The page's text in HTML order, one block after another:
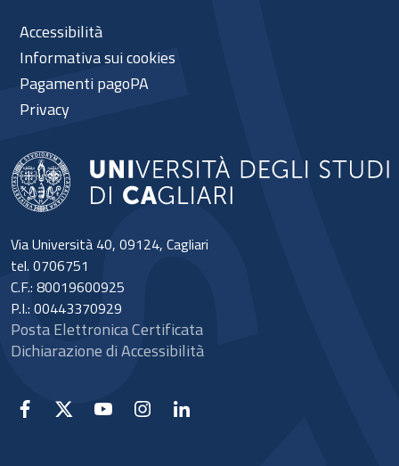
Via Università 40, 09124, Cagliari
tel. 0706751
C.F.: 80019600925
P.I.: 00443370929
Posta Elettronica Certificata
Dichiarazione di Accessibilità
Accessibilità
Informativa sui cookies
Pagamenti pagoPA
Privacy
Facebook YouTube Instagram